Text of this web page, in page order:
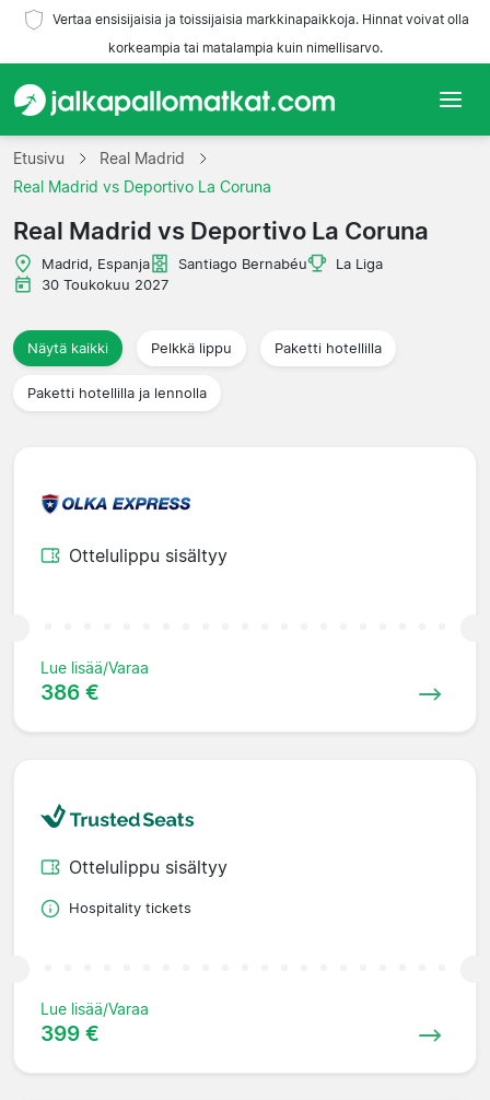
Vertaa ensisijaisia ja toissijaisia markkinapaikkoja. Hinnat voivat olla
korkeampia tai matalampia kuin nimellisarvo.
Etusivu
Liigat
Etusivu
Real Madrid
Real Madrid vs Deportivo La Coruna
Real Madrid vs Deportivo La Coruna
Madrid, Espanja Santiago Bernabéu
La Liga
30 Toukokuu 2027
Näytä kaikki Pelkkä lippu Paketti hotellilla
Paketti hotellilla ja lennolla
Ottelulippu sisältyy
Lue lisää/Varaa
386 €
Ottelulippu sisältyy
Hospitality tickets
Lue lisää/Varaa
399 €